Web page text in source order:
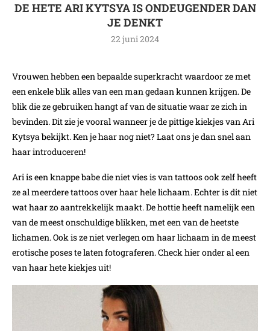
DE HETE ARI KYTSYA IS ONDEUGENDER DAN
JE DENKT
22 juni 2024
Vrouwen hebben een bepaalde superkracht waardoor ze met
een enkele blik alles van een man gedaan kunnen krijgen. De
blik die ze gebruiken hangt af van de situatie waar ze zich in
bevinden. Dit zie je vooral wanneer je de pittige kiekjes van Ari
Kytsya bekijkt. Ken je haar nog niet? Laat ons je dan snel aan
haar introduceren!
Ari is een knappe babe die niet vies is van tattoos ook zelf heeft
ze al meerdere tattoos over haar hele lichaam. Echter is dit niet
wat haar zo aantrekkelijk maakt. De hottie heeft namelijk een
van de meest onschuldige blikken, met een van de heetste
lichamen. Ook is ze niet verlegen om haar lichaam in de meest
erotische poses te laten fotograferen. Check hier onder al een
van haar hete kiekjes uit!